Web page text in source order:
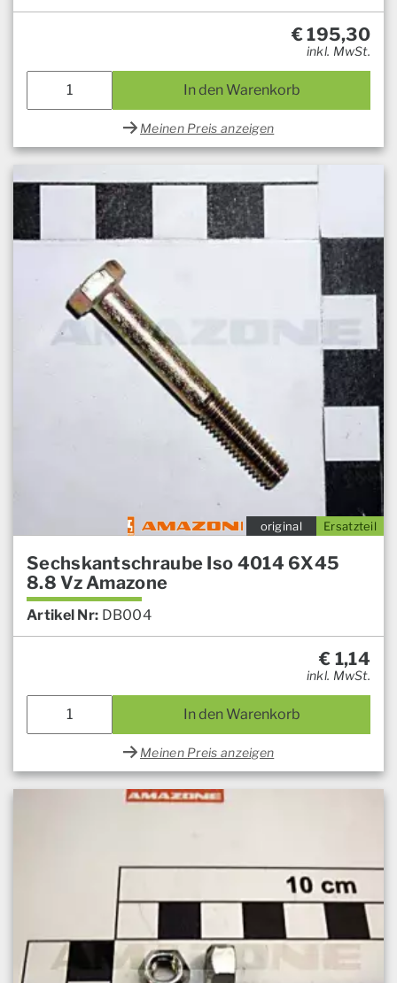
€195,30
inkl. MwSt.
In den Warenkorb
Meinen Preis anzeigen
Ersatzteil
original
Sechskantschraube Iso 4014 6X45
8.8 Vz Amazone
Artikel Nr: DB004
€ 1,14
inkl. MwSt.
In den Warenkorb
Meinen Preis anzeigen